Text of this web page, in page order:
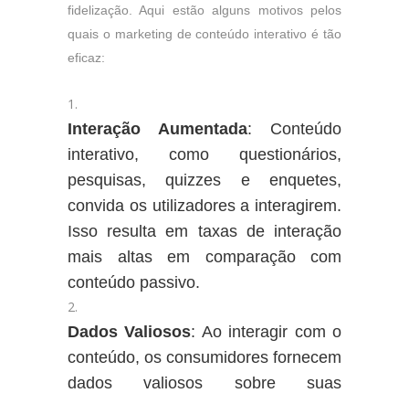
fidelização. Aqui estão alguns motivos pelos
quais o marketing de conteúdo interativo é tão
eficaz:
Interação Aumentada: Conteúdo
interativo, como questionários,
pesquisas, quizzes e enquetes,
convida os utilizadores a interagirem.
Isso resulta em taxas de interação
mais altas em comparação com
conteúdo passivo.
Dados Valiosos: Ao interagir com o
conteúdo, os consumidores fornecem
dados valiosos sobre suas